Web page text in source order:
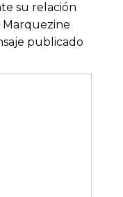
su relación
Marquezine
publicado